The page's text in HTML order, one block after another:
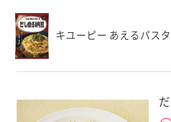
キユーピー あえるパス